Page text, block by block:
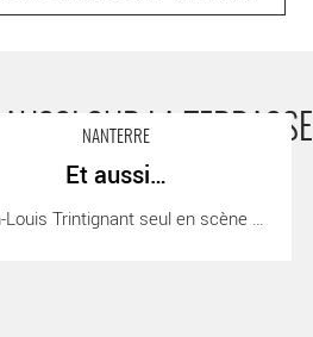
SUR LA TERRASSE
NANTERRE
Et aussi…
Jean-Louis Trintignant seul en scène [...]